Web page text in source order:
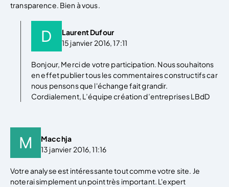
transparence. Bien à vous.
Laurent Dufour
15 janvier 2016, 17:11
Bonjour, Merci de votre participation. Nous souhaitons
en effet publier tous les commentaires constructifs car
nous pensons que l'échange fait grandir.
Cordialement, L’équipe création d’entreprises LBdD
Macchja
13 janvier 2016, 11:16
Votre analyse est intéressante tout comme votre site. Je
noterai simplement un point très important. L'expert